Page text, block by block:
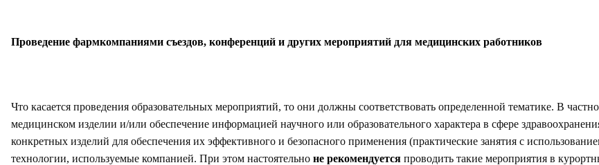
Проведение фармкомпаниями съездов, конференций и других мероприятий для медицинских работников
Что касается проведения образовательных мероприятий, то они должны соответствовать определенной тематике. В
медицинском изделии и/или обеспечение информацией научного или образовательного характера в сфере
конкретных изделий для обеспечения их эффективного и безопасного применения (практические занятия с
технологии, используемые компанией. При этом настоятельно не рекомендуется проводить такие мероприятия в